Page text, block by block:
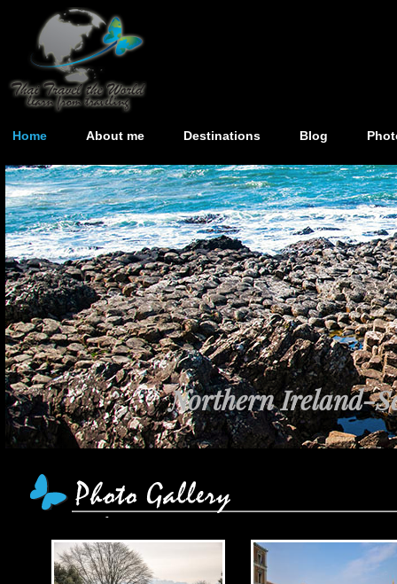
Home About me Destinations Blog
Northern Ireland-
เส้นทาง Egypt-